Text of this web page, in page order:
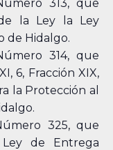
313, que
de la Ley la Ley
de Hidalgo.
314, que
6, Fracción XIX,
la Protección al
325, que
de Entrega